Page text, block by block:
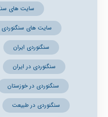
سایت های
سایت های سنگنوردی
سنگنوردی ایران
سنگنوردی در ایران
سنگنوردی در خوزستان
سنگنوردی در طبیعت